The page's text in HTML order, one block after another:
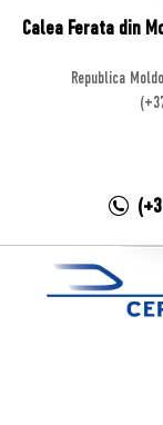
Calea Ferata din
Republica